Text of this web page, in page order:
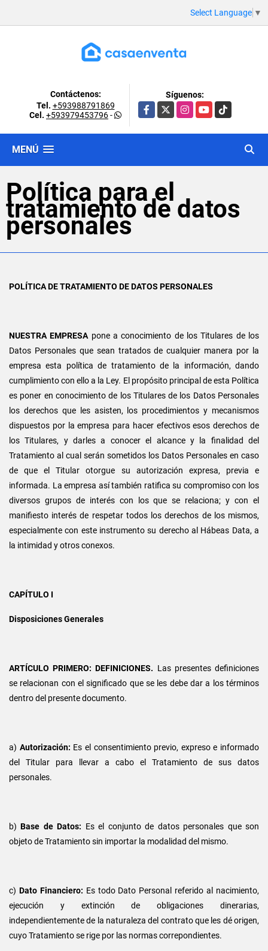
Select Language ▼
Contáctenos:
Tel. +593988791869
Cel. +593979453796-
Síguenos:
Facebook
X InstagramYouTubeTikTok
MENÚ
Política para el
tratamiento de datos
personales
POLÍTICA DE TRATAMIENTO DE DATOS PERSONALES
NUESTRA EMPRESA pone a conocimiento de los Titulares de los
Datos Personales que sean tratados de cualquier manera por la
empresa esta política de tratamiento de la información, dando
cumplimiento con ello a la Ley. El propósito principal de esta Política
es poner en conocimiento de los Titulares de los Datos Personales
los derechos que les asisten, los procedimientos y mecanismos
dispuestos por la empresa para hacer efectivos esos derechos de
los Titulares, y darles a conocer el alcance y la finalidad del
Tratamiento al cual serán sometidos los Datos Personales en caso
de que el Titular otorgue su autorización expresa, previa e
informada. La empresa así también ratifica su compromiso con los
diversos grupos de interés con los que se relaciona; y con el
manifiesto interés de respetar todos los derechos de los mismos,
especialmente con este instrumento su derecho al Hábeas Data, a
la intimidad y otros conexos.
CAPÍTULO I
Disposiciones Generales
ARTÍCULO PRIMERO: DEFINICIONES. Las presentes definiciones
se relacionan con el significado que se les debe dar a los términos
dentro del presente documento.
a) Autorización: Es el consentimiento previo, expreso e informado
del Titular para llevar a cabo el Tratamiento de sus datos
personales.
b)Base de Datos: Es el conjunto de datos personales que son
objeto de Tratamiento sin importar la modalidad del mismo.
c) Dato Financiero: Es todo Dato Personal referido al nacimiento,
ejecución y extinción de obligaciones dinerarias,
independientemente de la naturaleza del contrato que les dé origen,
cuyo Tratamiento se rige por las normas correpondientes.